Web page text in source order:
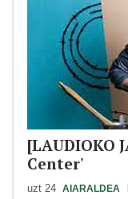
[LAUDIOKO
Center'
uzt 24 AIARALDEA